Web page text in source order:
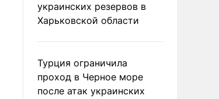
украинских резервов в
Харьковской области
Турция ограничила
проход в Черное море
после атак украинских